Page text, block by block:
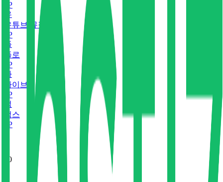
P
유
유튜브 뮤직
P
플
플로
P
바
바이브
P
벅
벅스
P
0